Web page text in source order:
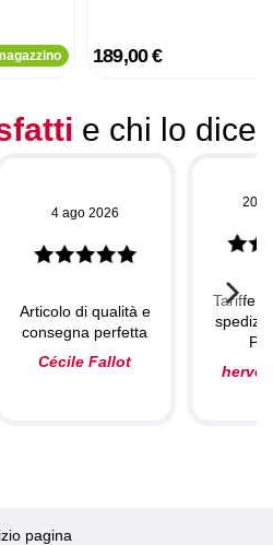
189,00 €
e chi lo dice
4 ago 2026
Articolo di qualità e
consegna perfetta
Cécile Fallot
20
Tariffe
herve
pagina